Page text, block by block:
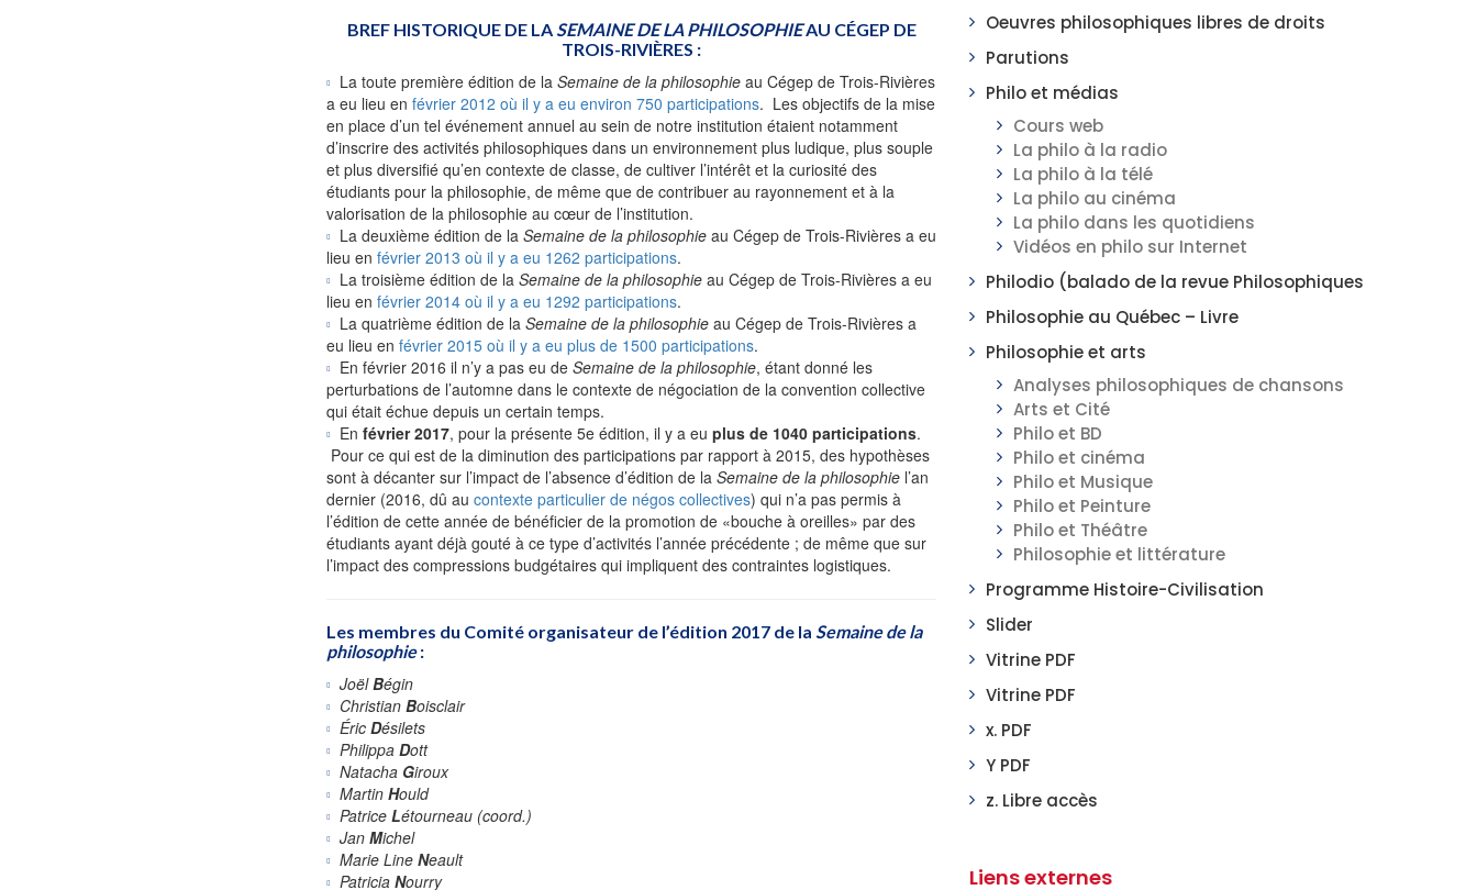
BREF HISTORIQUE DE LASEMAINE DE LA PHILOSOPHIEAU CÉGEP DE
TROIS-RIVIÈRES :
La toute première édition de la Semaine de la philosophie au Cégep de Trois-Rivières
a eu lieu en février 2012 où il y a eu environ 750 participations. Les objectifs de la mise
en place d’un tel événement annuel au sein de notre institution étaient notamment
d’inscrire des activités philosophiques dans un environnement plus ludique, plus souple
et plus diversifié qu’en contexte de classe, de cultiver l’intérêt et la curiosité des
étudiants pour la philosophie, de même que de contribuer au rayonnement et à la
valorisation de la philosophie au cœur de l’institution.
La deuxième édition de la Semaine de la philosophie au Cégep de Trois-Rivières a eu
lieu en février 2013 où il y a eu 1262 participations.
La troisième édition de la Semaine de la philosophie au Cégep de Trois-Rivières a eu
lieu en février 2014 où il y a eu 1292 participations.
La quatrième édition de la Semaine de la philosophie au Cégep de Trois-Rivières a
eu lieu en février 2015 où il y a eu plus de 1500 participations.
En février 2016 il n’y a pas eu de Semaine de la philosophie, étant donné les
perturbations de l’automne dans le contexte de négociation de la convention collective
qui était échue depuis un certain temps.
En février 2017, pour la présente 5e édition, il y a eu plus de 1040 participations.
Pour ce qui est de la diminution des participations par rapport à 2015, des hypothèses
sont à décanter sur l’impact de l’absence d’édition de la Semaine de la philosophie l’an
dernier (2016, dû au contexte particulier de négos collectives) qui n’a pas permis à
l’édition de cette année de bénéficier de la promotion de «bouche à oreilles» par des
étudiants ayant déjà gouté à ce type d’activités l’année précédente ; de même que sur
l’impact des compressions budgétaires qui impliquent des contraintes logistiques.
Les membres du Comité organisateur de l’édition 2017 de la Semaine de la
philosophie:
JoëlBégin
Christian Boisclair
Éric Désilets
Philippa Dott
Natacha Giroux
Martin Hould
Patrice Létourneau (coord.)
Jan Michel
Marie Line Neault
Patricia Nourry
Oeuvres philosophiques libres de droits
Parutions
Philo et médias
Cours web
La philo à la radio
La philo à la télé
La philo au cinéma
La philo dans les quotidiens
Vidéos en philo sur Internet
Philodio (balado de la revue Philosophiques
Philosophie au Québec – Livre
Philosophie et arts
Analyses philosophiques de chansons
Arts et Cité
Philo et BD
Philo et cinéma
Philo et Musique
Philo et Peinture
Philo et Théâtre
Philosophie et littérature
Programme Histoire-Civilisation
Slider
Vitrine PDF
Vitrine PDF
x. PDF
Y PDF
z. Libre accès
Liens externes